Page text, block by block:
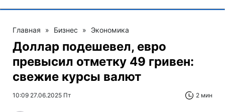
Главная » Бизнес » Экономика
Доллар подешевел, евро
превысил отметку 49 гривен:
свежие курсы валют
10:09 27.06.2025 Пт 2 мин